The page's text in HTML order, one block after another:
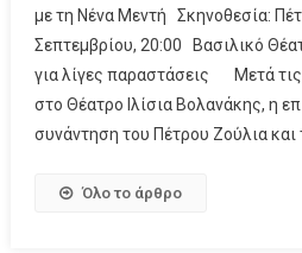
με τη Νένα Μεντή Σκηνοθεσία:
Σεπτεμβρίου, 20:00 Βασιλικό
για λίγες παραστάσεις Μετά
στο Θέατρο Ιλίσια Βολανάκης, η
συνάντηση του Πέτρου Ζούλια και
Όλο το άρθρο